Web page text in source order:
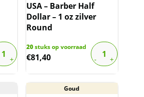
USA – Barber Half
Dollar – 1 oz zilver
Round
20stuks op voorraad
€81,40
Goud